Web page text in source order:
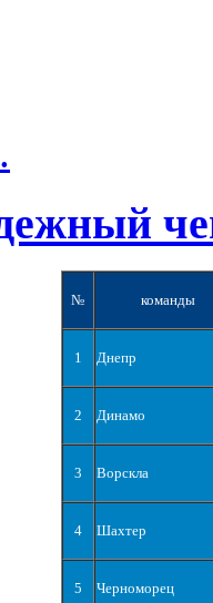
№ команды
1 Днепр
2 Динамо
3 Ворскла
4 Шахтер
5 Черноморец